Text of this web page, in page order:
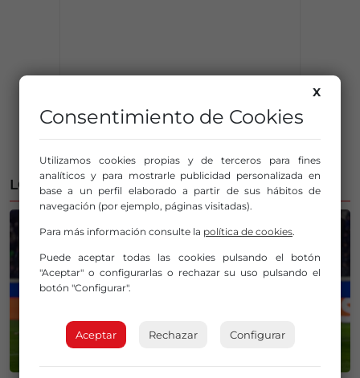
LO MÁS LEÍDO
X
Consentimiento de Cookies
Utilizamos cookies propias y de terceros para fines
analíticos y para mostrarle publicidad personalizada en
base a un perfil elaborado a partir de sus hábitos de
navegación (por ejemplo, páginas visitadas).
Para más información consulte la política de cookies.
Puede aceptar todas las cookies pulsando el botón
"Aceptar" o configurarlas o rechazar su uso pulsando el
botón "Configurar".
Aceptar Rechazar Configurar